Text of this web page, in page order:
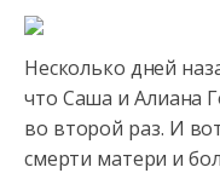
Несколько дней
что Саша и Алиана
во второй раз. И
смерти матери и